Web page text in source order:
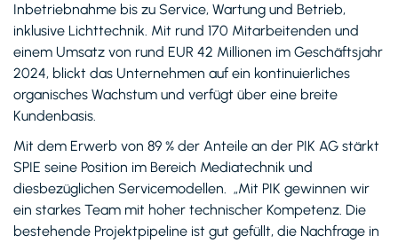
Inbetriebnahme bis zu Service, Wartung und Betrieb,
inklusive Lichttechnik. Mit rund 170 Mitarbeitenden und
einem Umsatz von rund EUR 42 Millionen im Geschäftsjahr
2024, blickt das Unternehmen auf ein kontinuierliches
organisches Wachstum und verfügt über eine breite
Kundenbasis.
Mit dem Erwerb von 89 % der Anteile an der PIK AG stärkt
SPIE seine Position im Bereich Mediatechnik und
diesbezüglichen Servicemodellen. „Mit PIK gewinnen wir
ein starkes Team mit hoher technischer Kompetenz. Die
bestehende Projektpipeline ist gut gefüllt, die Nachfrage in